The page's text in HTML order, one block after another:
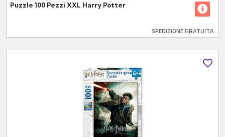
Puzzle 100 Pezzi XXL Harry Potter
SPEDIZIONE GRATUITA